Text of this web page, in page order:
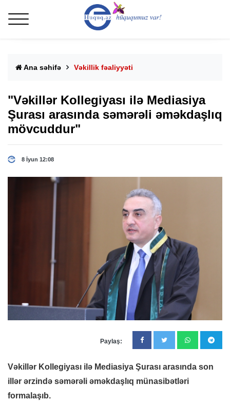
Ana səhifə Vəkillik fəaliyyəti
"Vəkillər Kollegiyası ilə Mediasiya
Şurası arasında səmərəli əməkdaşlıq
mövcuddur"
8 İyun 12:08
Paylaş:
Vəkillər Kollegiyası ilə Mediasiya Şurası arasında son
illər ərzində səmərəli əməkdaşlıq münasibətləri
formalaşıb.